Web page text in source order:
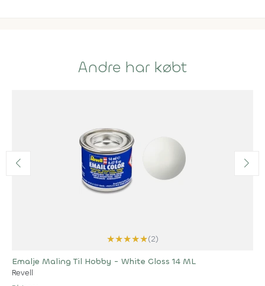
Andre har købt
★★★★★(2)
Emalje Maling Til Hobby - White Gloss 14 ML
Revell